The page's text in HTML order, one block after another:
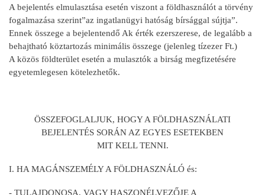
A bejelentés elmulasztása esetén viszont a földhasználót a törvény
fogalmazása szerint”az ingatlanügyi hatóság bírsággal sújtja”.
Ennek összege a bejelentendő Ak érték ezerszerese, de legalább a
behajtható köztartozás minimális összege (jelenleg tízezer Ft.)
A közös földterület esetén a mulasztók a birság megfizetésére
egyetemlegesen kötelezhetők.
ÖSSZEFOGLALJUK, HOGY A FÖLDHASZNÁLATI
BEJELENTÉS SORÁN AZ EGYES ESETEKBEN
MIT KELL TENNI.
I. HA MAGÁNSZEMÉLY A FÖLDHASZNÁLÓ és:
- TULAJDONOSA, VAGY HASZONÉLVEZŐJE A